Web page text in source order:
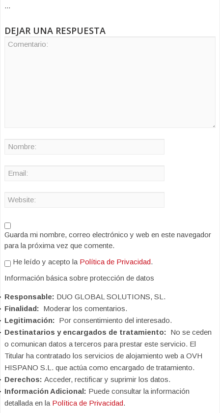
...
DEJAR UNA RESPUESTA
Guarda mi nombre, correo electrónico y web en este navegador
para la próxima vez que comente.
He leído y acepto la Política de Privacidad.
Información básica sobre protección de datos
Responsable: DUO GLOBAL SOLUTIONS, SL.
Finalidad: Moderar los comentarios.
Legitimación: Por consentimiento del interesado.
Destinatarios y encargados de tratamiento: No se ceden
o comunican datos a terceros para prestar este servicio. El
Titular ha contratado los servicios de alojamiento web a OVH
HISPANO S.L. que actúa como encargado de tratamiento.
Derechos: Acceder, rectificar y suprimir los datos.
Información Adicional: Puede consultar la información
detallada en la Política de Privacidad.